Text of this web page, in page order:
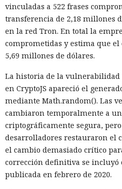
vinculadas a 522 frases
transferencia de 2,18 millones
en la red Tron. En total la
comprometidas y estima que el
5,69 millones de dólares.
La historia de la vulnerabilidad
en CryptoJS apareció el
mediante Math.random(). Las
cambiaron temporalmente a
criptográficamente segura, pero
desarrolladores restauraron el
el cambio demasiado crítico
corrección definitiva se incluyó
publicada en febrero de 2020.